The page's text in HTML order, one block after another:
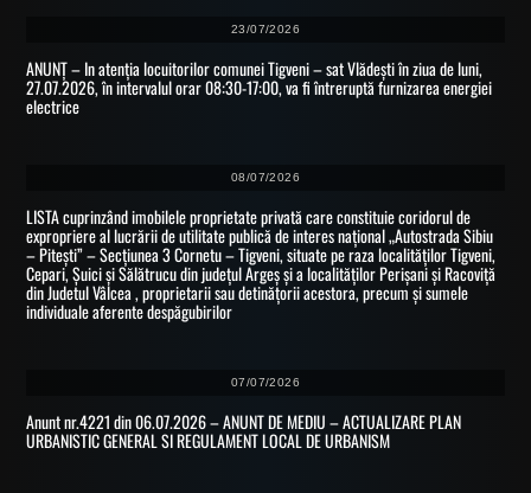
23/07/2026
ANUNȚ – In atenția locuitorilor comunei Tigveni – sat Vlădești în ziua de luni,
27.07.2026, în intervalul orar 08:30-17:00, va fi întreruptă furnizarea energiei
electrice
08/07/2026
LISTA cuprinzând imobilele proprietate privată care constituie coridorul de
expropriere al lucrării de utilitate publică de interes național „Autostrada Sibiu
– Pitești” – Secțiunea 3 Cornetu – Tigveni, situate pe raza localităților Tigveni,
Cepari, Șuici și Sălătrucu din județul Argeș și a localităților Perișani și Racoviță
din Judetul Vâlcea , proprietarii sau detinățorii acestora, precum și sumele
individuale aferente despăgubirilor
07/07/2026
Anunt nr.4221 din 06.07.2026 – ANUNT DE MEDIU – ACTUALIZARE PLAN
URBANISTIC GENERAL SI REGULAMENT LOCAL DE URBANISM